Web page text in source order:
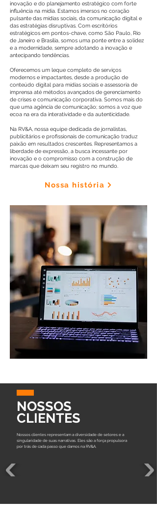
inovação e do planejamento estratégico com forte
influência na mídia. Estamos imersos no coração
pulsante das mídias sociais, da comunicação digital e
das estratégias disruptivas. Com escritórios
estratégicos em pontos-chave, como São Paulo, Rio
de Janeiro e Brasília, somos uma ponte entre a solidez
e a modernidade, sempre adotando a inovação e
antecipando tendências.
Oferecemos um leque completo de serviços
modernos e impactantes, desde a produção de
conteúdo digital para mídias sociais e assessoria de
imprensa até métodos avançados de gerenciamento
de crises e comunicação corporativa. Somos mais do
que uma agência de comunicação; somos a voz que
ecoa na era da interatividade e da autenticidade.
Na RV&A, nossa equipe dedicada de jornalistas,
publicitários e profissionais de comunicação traduz
paixão em resultados crescentes. Representamos a
liberdade de expressão, a busca incessante por
inovação e o compromisso com a construção de
marcas que deixam seu registro no mundo.
Nossa história
NOSSOS
CLIENTES
Nossos clientes representam a diversidade de setores e a
singularidade de suas narrativas. Eles são a força propulsora
por trás de cada passo que damos na RV&A.